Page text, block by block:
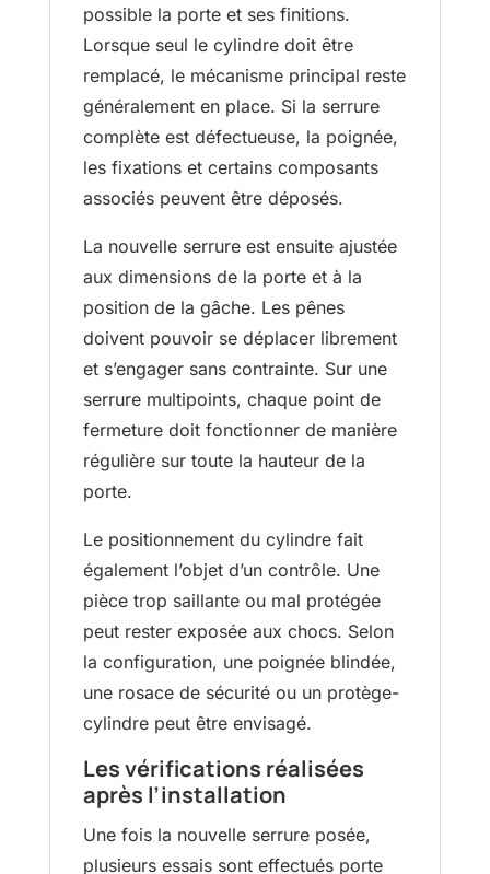
possible la porte et ses finitions.
Lorsque seul le cylindre doit être
remplacé, le mécanisme principal reste
généralement en place. Si la serrure
complète est défectueuse, la poignée,
les fixations et certains composants
associés peuvent être déposés.
La nouvelle serrure est ensuite ajustée
aux dimensions de la porte et à la
position de la gâche. Les pênes
doivent pouvoir se déplacer librement
et s’engager sans contrainte. Sur une
serrure multipoints, chaque point de
fermeture doit fonctionner de manière
régulière sur toute la hauteur de la
porte.
Le positionnement du cylindre fait
également l’objet d’un contrôle. Une
pièce trop saillante ou mal protégée
peut rester exposée aux chocs. Selon
la configuration, une poignée blindée,
une rosace de sécurité ou un protège-
cylindre peut être envisagé.
Les vérifications réalisées
après l’installation
Une fois la nouvelle serrure posée,
plusieurs essais sont effectués porte